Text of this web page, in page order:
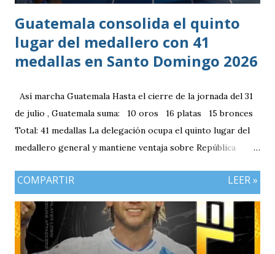
Guatemala consolida el quinto
lugar del medallero con 41
medallas en Santo Domingo 2026
Así marcha Guatemala Hasta el cierre de la jornada del 31
de julio , Guatemala suma: 10 oros 16 platas 15 bronces
Total: 41 medallas La delegación ocupa el quinto lugar del
medallero general y mantiene ventaja sobre República
plata, aunque ambos países registran el mismo número de
oros (10).
COMPARTIR LEER »